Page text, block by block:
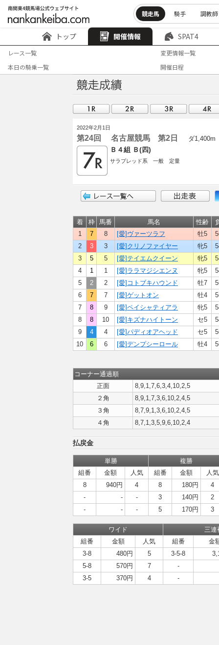
競走馬 騎手 調教師
トップ 開催情報 SPAT4
レース一覧
変更情報一覧
本日の騎乗一覧
開催日程
2022年2月1日
第24回 名古屋競馬 第2日 ダ1,400m
Ｂ４組 Ｂ(四)
サラブレッド系 一般 定量
着 枠 馬番 馬名 性齢
1
7 8 [愛]ヴァーツラフ 牡5
2
3 3 [愛]クリノファイヤー 牝5
3
5 5 [愛]テイエムクイーン 牝5
4
1 1 [愛]ララマジシエンヌ 牝5
5
2 2 [愛]コトブキハウンド 牡7
6
7 7 [愛]ゲットオン 牡4
7
8 9 [愛]ペイシャティアラ 牝5
8
8 10 [愛]キズナハイトーン セ5
9
4 4 [愛]パディオアヘッド セ5
10
6 6 [愛]デンプシーロール 牡4
コーナー通過順
正面
8,9,1,7,6,3,4,10,2,5
２角
8,9,1,7,3,6,10,2,4,5
３角
8,7,9,1,3,6,10,2,4,5
４角
8,7,1,3,5,9,6,10,2,4
払戻金
単勝
複勝
組番
金額 人気 組番 金額
人気
8
940円 4 8 180円
4
-
- - 3 140円
2
-
- - 5 170円 3
ワイド
三連
組番
金額 人気 組番
金
3-8
480円 5 3-5-8
5-8
570円 7
-
3-5
370円 4 -